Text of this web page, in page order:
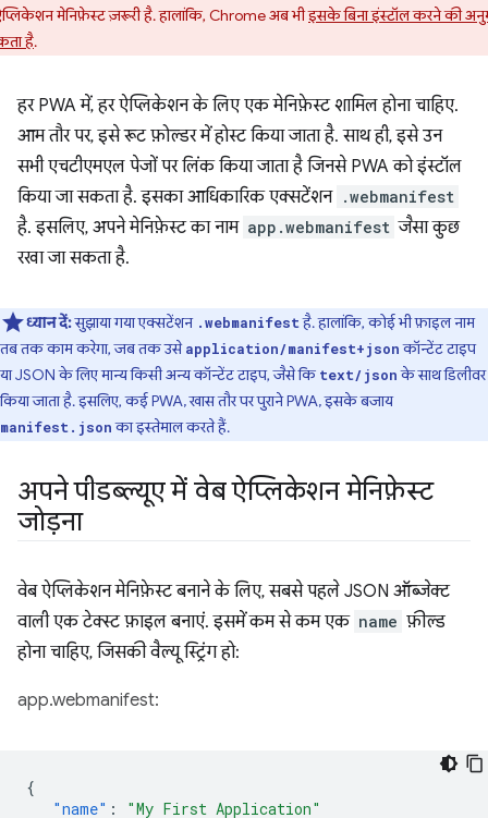
मेनिफ़ेस्ट ज़रूरी है. हालांकि, Chrome अब भीइसके बिना इंस्टॉल करने की
है.
हर PWA में, हर ऐप्लिकेशन के लिए एक मेनिफ़ेस्ट शामिल होना चाहिए.
आम तौर पर, इसे रूट फ़ोल्डर में होस्ट किया जाता है. साथ ही, इसे उन
सभी एचटीएमएल पेजों पर लिंक किया जाता है जिनसे PWA को इंस्टॉल
किया जा सकता है. इसका आधिकारिक एक्सटेंशन .webmanifest
है. इसलिए, अपने मेनिफ़ेस्ट का नाम app.webmanifest जैसा कुछ
रखा जा सकता है.
ध्यान दें:सुझाया गया एक्सटेंशन .webmanifestहै. हालांकि, कोई भी फ़ाइल नाम
तब तक काम करेगा, जब तक उसेapplication/manifest+jsonकॉन्टेंट टाइप
या JSON के लिए मान्य किसी अन्य कॉन्टेंट टाइप, जैसे कि text/jsonके साथ डिलीवर
किया जाता है. इसलिए, कई PWA, खास तौर पर पुराने PWA, इसके बजाय
manifest.jsonका इस्तेमाल करते हैं.
अपने पीडब्ल्यूए में वेब ऐप्लिकेशन मेनिफ़ेस्ट
जोड़ना
वेब ऐप्लिकेशन मेनिफ़ेस्ट बनाने के लिए, सबसे पहले JSON ऑब्जेक्ट
वाली एक टेक्स्ट फ़ाइल बनाएं. इसमें कम से कम एक name फ़ील्ड
होना चाहिए, जिसकी वैल्यू स्ट्रिंग हो:
app.webmanifest:
{
"name" :
"My First Application"